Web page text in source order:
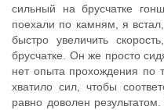
сильный на брусчатке
поехали по камням, я
быстро увеличить
брусчатке. Он же просто
нет опыта прохождения по
хватило сил, чтобы
равно доволен